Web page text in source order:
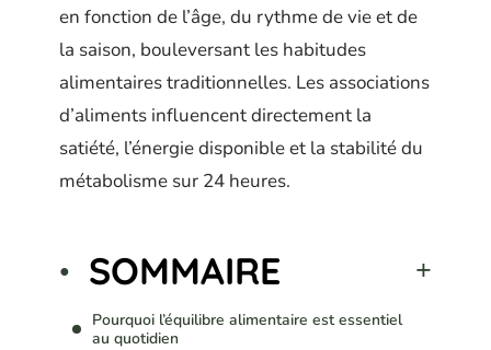
en fonction de l’âge, du rythme de vie et de
la saison, bouleversant les habitudes
alimentaires traditionnelles. Les associations
d’aliments influencent directement la
satiété, l’énergie disponible et la stabilité du
métabolisme sur 24 heures.
SOMMAIRE
Pourquoi l’équilibre alimentaire est essentiel
au quotidien